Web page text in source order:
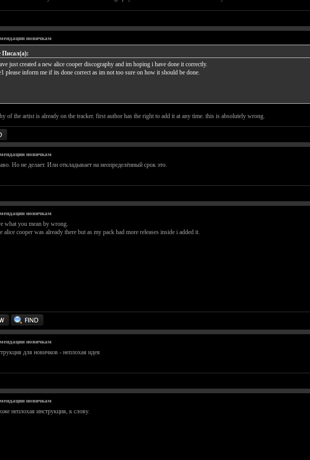
новичкам
Писал(а):
just created a new alice cooper discography and im hoping i have done it correctly.
please inform me if its done correct as im not too sure on how it should be done.
of the artist is already on the tracker. first author has the right to add it at any time. this is absolutely wrong.
новичкам
Но не делает. Или откладывает на неопределённый срок это.
новичкам
what you mean by wrong.
alice cooper was already there but as my pack had more releases inside i added it.
новичкам
для новичков - неплохая идея
новичкам
неплохая инструкция, к слову.